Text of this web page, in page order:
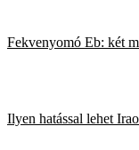
Fekvenyomó Eb: két
Ilyen hatással lehet